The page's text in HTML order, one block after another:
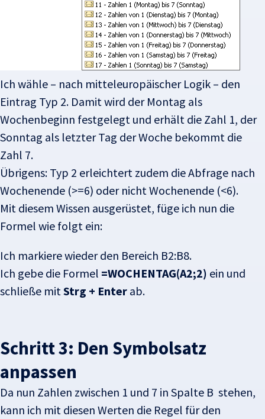
Ich wähle – nach mitteleuropäischer Logik – den
Eintrag Typ 2. Damit wird der Montag als
Wochenbeginn festgelegt und erhält die Zahl 1, der
Sonntag als letzter Tag der Woche bekommt die
Zahl 7.
Übrigens: Typ 2 erleichtert zudem die Abfrage nach
Wochenende (>=6) oder nicht Wochenende (<6).
Mit diesem Wissen ausgerüstet, füge ich nun die
Formel wie folgt ein:
Ich markiere wieder den Bereich B2:B8.
Ich gebe die Formel =WOCHENTAG(A2;2) ein und
schließe mit Strg + Enter ab.
Schritt 3: Den Symbolsatz
anpassen
Da nun Zahlen zwischen 1 und 7 in Spalte B stehen,
kann ich mit diesen Werten die Regel für den